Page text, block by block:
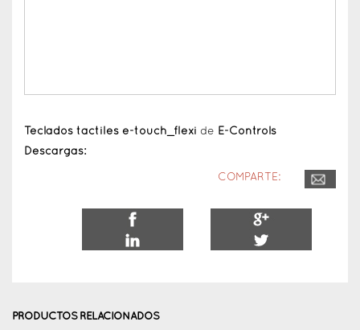
Teclados tactiles e-touch_flexi de E-Controls
Descargas:
COMPARTE:
PRODUCTOS RELACIONADOS